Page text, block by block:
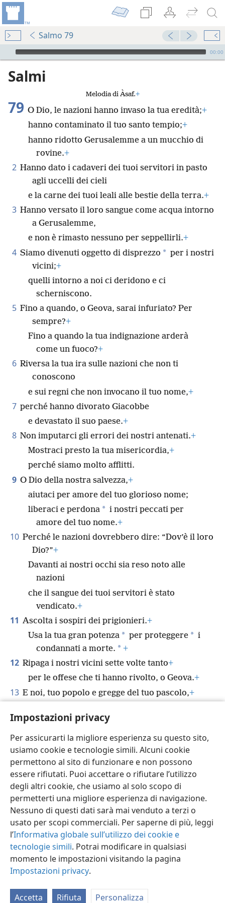
Impostazioni privacy
Per assicurarti la migliore esperienza su questo sito,
usiamo cookie e tecnologie simili. Alcuni cookie
permettono al sito di funzionare e non possono
essere rifiutati. Puoi accettare o rifiutare l’utilizzo
degli altri cookie, che usiamo al solo scopo di
permetterti una migliore esperienza di navigazione.
Nessuno di questi dati sarà mai venduto a terzi o
usato per scopi commerciali. Per saperne di più, leggi
l’Informativa globale sull’utilizzo dei cookie e
tecnologie simili. Potrai modificare in qualsiasi
momento le impostazioni visitando la pagina
Impostazioni privacy.
Accetta Rifiuta Personalizza
Salmo 79
Audio Player
00:00
Salmi
Melodia di Àsaf.+
79 O Dio, le nazioni hanno invaso la tua eredità;+
hanno contaminato il tuo santo tempio;+
hanno ridotto Gerusalemme a un mucchio di
rovine.+
2 Hanno dato i cadaveri dei tuoi servitori in pasto
agli uccelli dei cieli
e la carne dei tuoi leali alle bestie della terra.+
3 Hanno versato il loro sangue come acqua intorno
a Gerusalemme,
e non è rimasto nessuno per seppellirli.+
4 Siamo divenuti oggetto di disprezzo * per i nostri
vicini;+
quelli intorno a noi ci deridono e ci
scherniscono.
5 Fino a quando, o Geova, sarai infuriato? Per
sempre?+
Fino a quando la tua indignazione arderà
come un fuoco?+
6 Riversa la tua ira sulle nazioni che non ti
conoscono
e sui regni che non invocano il tuo nome,+
7 perché hanno divorato Giacobbe
e devastato il suo paese.+
8 Non imputarci gli errori dei nostri antenati.+
Mostraci presto la tua misericordia,+
perché siamo molto afflitti.
9 O Dio della nostra salvezza,+
aiutaci per amore del tuo glorioso nome;
liberaci e perdona * i nostri peccati per
amore del tuo nome.+
10 Perché le nazioni dovrebbero dire: “Dov’è il loro
Dio?”+
Davanti ai nostri occhi sia reso noto alle
nazioni
che il sangue dei tuoi servitori è stato
vendicato.+
11 Ascolta i sospiri dei prigionieri.+
Usa la tua gran potenza * per proteggere * i
condannati a morte. * +
12 Ripaga i nostri vicini sette volte tanto+
per le offese che ti hanno rivolto, o Geova.+
13 E noi, tuo popolo e gregge del tuo pascolo,+
ti celebreremo di generazione in
generazione.+
Italiano Condividi Impostazioni
Copyright© 2026 Watch Tower Bible and Tract Society of Pennsylvania
Condizioni d’uso Informativa sulla privacy
Impostazioni privacy
JW.ORG
Accedi